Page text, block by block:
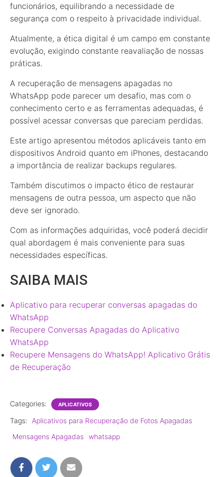
funcionários, equilibrando a necessidade de
segurança com o respeito à privacidade individual.
Atualmente, a ética digital é um campo em constante
evolução, exigindo constante reavaliação de nossas
práticas.
A recuperação de mensagens apagadas no
WhatsApp pode parecer um desafio, mas com o
conhecimento certo e as ferramentas adequadas, é
possível acessar conversas que pareciam perdidas.
Este artigo apresentou métodos aplicáveis tanto em
dispositivos Android quanto em iPhones, destacando
a importância de realizar backups regulares.
Também discutimos o impacto ético de restaurar
mensagens de outra pessoa, um aspecto que não
deve ser ignorado.
Com as informações adquiridas, você poderá decidir
qual abordagem é mais conveniente para suas
necessidades específicas.
SAIBA MAIS
Aplicativo para recuperar conversas apagadas do
WhatsApp
Recupere Conversas Apagadas do Aplicativo
WhatsApp
Recupere Mensagens do WhatsApp! Aplicativo Grátis
de Recuperação
Categories: APLICATIVOS
Tags:
Aplicativos para Recuperação de Fotos Apagadas
Mensagens Apagadas whatsapp